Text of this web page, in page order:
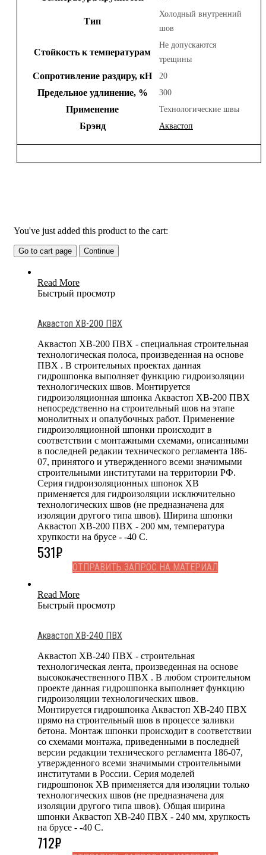
Тип
Холодный внутренний
шов
Стойкость к температурам
Не допускаются
трещины
Сопротивление раздиру, кН 20
Предельное удлинение, % 300
Применение Технологические швы
Брэнд Аквастоп
You've just added this product to the cart:
Go to cart page Continue
Read More
Быстрый просмотр
Аквастоп ХВ-200 ПВХ
Аквастоп ХВ-200 ПВХ - специальная строительная
технологическая полоса, произведенная на основе
ПВХ . В строительных проектах данная
гидрошпонка выполняет функцию гидроизоляции
технологических швов. Монтируется
гидроизоляционная шпонка Аквастоп ХВ-200 ПВХ
непосредственно на строительный шов на этапе
монолитных и опалубочных работ. Применение
гидроизоляционной шпонки происходит в
соответствии с монтажными схемами, описанными
в последней редакии технического регламента 186-
07, принятого и утвержденного всеми значимыми
строительными институтами на территории РФ.
Серия гидроизоляционных шпонок ХВ
применяется для гидроизоляции исключительно
технологических швов (не предназначена для
изоляции другого типа швов). Ширина шпонки
Аквастоп ХВ-200 ПВХ - 200 мм, температура
хрупкости на брусе - -40 С.
531₽
ОТПРАВИТЬ ЗАПРОС НА МАТЕРИАЛ
Read More
Быстрый просмотр
Аквастоп ХВ-240 ПВХ
Аквастоп ХВ-240 ПВХ - строительная
технологическая лента, произведенная на основе
высококачественного ПВХ . В любом строительном
проекте данная гидрошпонка выполняет функцию
гидроизоляции технологических швов.
Монтируется гидрошпонка Аквастоп ХВ-240 ПВХ
прямо на строительный шов в процессе заливки
бетона. Монтаж шпонки происходит в соответствии
со схемами монтажа, приведенными в последней
версии редакции технического регламента 186-07,
утвержденного всеми значимыми строительными
институтами в России. Серия моделей
гидрошпонок ХВ применяется для изоляции только
технологических швов (не предназначена для
изоляции другого типа швов). Общая ширина
шпонки Аквастоп ХВ-240 ПВХ - 240 мм, хрупкость
на брусе - -40 С.
712₽